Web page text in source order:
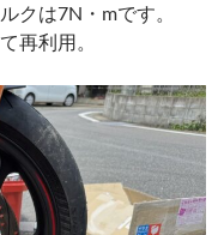
クは7N・mです。
再利用。